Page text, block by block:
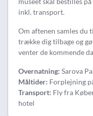
inkl. transport.
Om aftenen samles du
trække dig tilbage og
venter de kommende
Overnatning: Sarova
Måltider: Forplejning
Transport: Fly fra
hotel